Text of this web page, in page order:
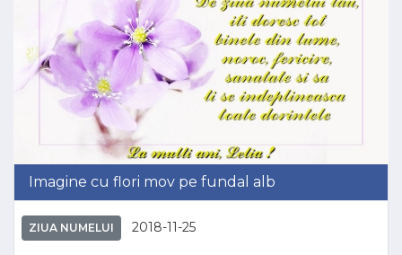
Imagine cu flori mov pe fundal alb
ZIUA NUMELUI 2018-11-25